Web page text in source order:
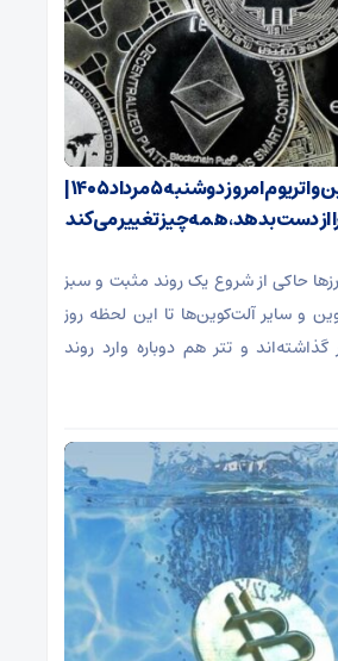
قیمت تتر، بیت‌کوین و اتریوم امروز دوشنبه ۵ مرداد ۱۴۰۵ |
از دست بدهد، همه‌چیز تغییر می‌کند
حاکی از شروع یک روند مثبت و سبز
و سایر آلت‌کوین‌ها تا این لحظه روز
و تتر هم دوباره وارد روند